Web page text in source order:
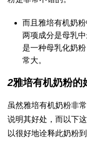
而且雅培有机奶
两项成分是母乳
是一种母乳化奶
常大。
2雅培有机奶粉的
虽然雅培有机奶粉非
说明其好处，而以下
以很好地诠释此奶粉到